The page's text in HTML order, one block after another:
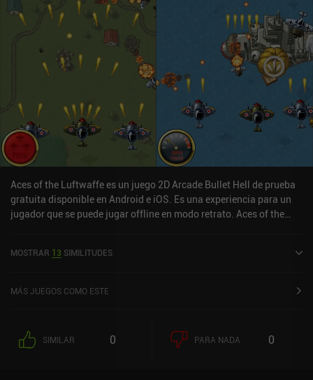
merece la pena terminarlo al menos una vez.
Aces of the Luftwaffe es un juego 2D Arcade Bullet Hell de prueba
gratuita disponible en Android e iOS. Es una experiencia para un
jugador que se puede jugar offline en modo retrato. Aces of the
de iOS.
MOSTRAR 13 SIMILITUDES
MÁS JUEGOS COMO ESTE
SIMILAR 0 PARA NADA 0